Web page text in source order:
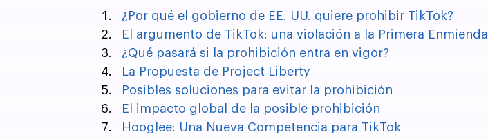
¿Por qué el gobierno de EE. UU. quiere prohibir TikTok?
El argumento de TikTok: una violación a la Primera Enmienda
¿Qué pasará si la prohibición entra en vigor?
La Propuesta de Project Liberty
Posibles soluciones para evitar la prohibición
El impacto global de la posible prohibición
Hooglee: Una Nueva Competencia para TikTok